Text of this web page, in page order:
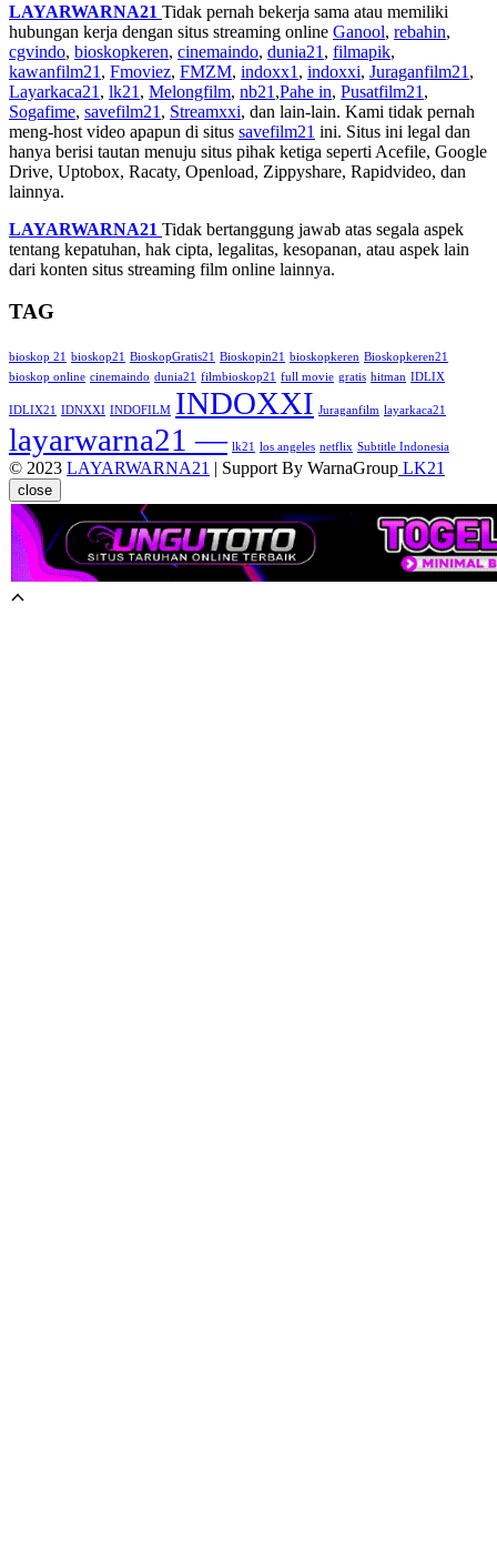
LAYARWARNA21 Tidak pernah bekerja sama atau memiliki
hubungan kerja dengan situs streaming online Ganool, rebahin,
cgvindo, bioskopkeren, cinemaindo, dunia21 , filmapik,
kawanfilm21 , Fmoviez, FMZM, indoxx1 , indoxxi, Juraganfilm21 ,
Layarkaca21 , lk21 , Melongfilm, nb21 ,Pahe in, Pusatfilm21 ,
Sogafime, savefilm21 , Streamxxi, dan lain-lain. Kami tidak pernah
meng-host video apapun di situs savefilm21 ini. Situs ini legal dan
hanya berisi tautan menuju situs pihak ketiga seperti Acefile, Google
Drive, Uptobox, Racaty, Openload, Zippyshare, Rapidvideo, dan
lainnya.
LAYARWARNA21 Tidak bertanggung jawab atas segala aspek
tentang kepatuhan, hak cipta, legalitas, kesopanan, atau aspek lain
dari konten situs streaming film online lainnya.
TAG
bioskop 21 bioskop21 BioskopGratis21 Bioskopin21 bioskopkeren Bioskopkeren21
bioskop online cinemaindo dunia21 filmbioskop21 full movie gratis hitman IDLIX
IDLIX21 IDNXXI INDOFILM INDOXXI Juraganfilm layarkaca21
layarwarna21 — lk21 los angeles netflix Subtitle Indonesia
© 2023 LAYARWARNA21 | Support By WarnaGroup LK21
close